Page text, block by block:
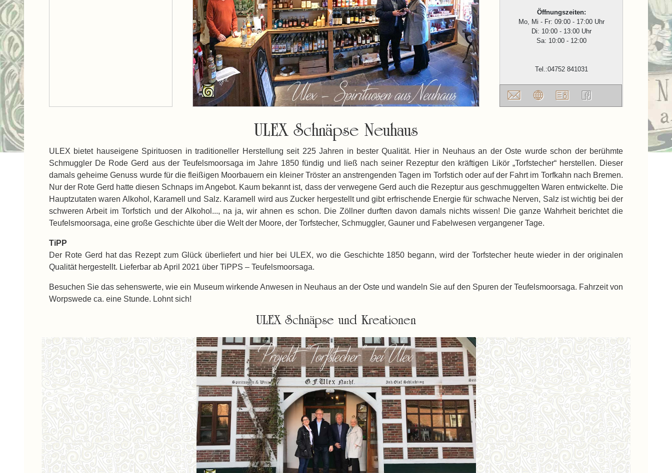
Öffnungszeiten:
Mo, Mi - Fr: 09:00 - 17:00 Uhr
Di: 10:00 - 13:00 Uhr
Sa: 10:00 - 12:00
Tel.:04752 841031
ULEX Schnäpse Neuhaus
ULEX bietet hauseigene Spirituosen in traditioneller Herstellung seit 225 Jahren in bester Qualität. Hier in Neuhaus an der Oste wurde schon der berühmte
Schmuggler De Rode Gerd aus der Teufelsmoorsaga im Jahre 1850 fündig und ließ nach seiner Rezeptur den kräftigen Likör „Torfstecher“ herstellen. Dieser
damals geheime Genuss wurde für die fleißigen Moorbauern ein kleiner Tröster an anstrengenden Tagen im Torfstich oder auf der Fahrt im Torfkahn nach Bremen.
Nur der Rote Gerd hatte diesen Schnaps im Angebot. Kaum bekannt ist, dass der verwegene Gerd auch die Rezeptur aus geschmuggelten Waren entwickelte. Die
Hauptzutaten waren Alkohol, Karamell und Salz. Karamell wird aus Zucker hergestellt und gibt erfrischende Energie für schwache Nerven, Salz ist wichtig bei der
schweren Arbeit im Torfstich und der Alkohol..., na ja, wir ahnen es schon. Die Zöllner durften davon damals nichts wissen! Die ganze Wahrheit berichtet die
Teufelsmoorsaga, eine große Geschichte über die Welt der Moore, der Torfstecher, Schmuggler, Gauner und Fabelwesen vergangener Tage.
TiPP
Der Rote Gerd hat das Rezept zum Glück überliefert und hier bei ULEX, wo die Geschichte 1850 begann, wird der Torfstecher heute wieder in der originalen
Qualität hergestellt. Lieferbar ab April 2021 über TiPPS – Teufelsmoorsaga.
Besuchen Sie das sehenswerte, wie ein Museum wirkende Anwesen in Neuhaus an der Oste und wandeln Sie auf den Spuren der Teufelsmoorsaga. Fahrzeit von
Worpswede ca. eine Stunde. Lohnt sich!
ULEX Schnäpse und Kreationen